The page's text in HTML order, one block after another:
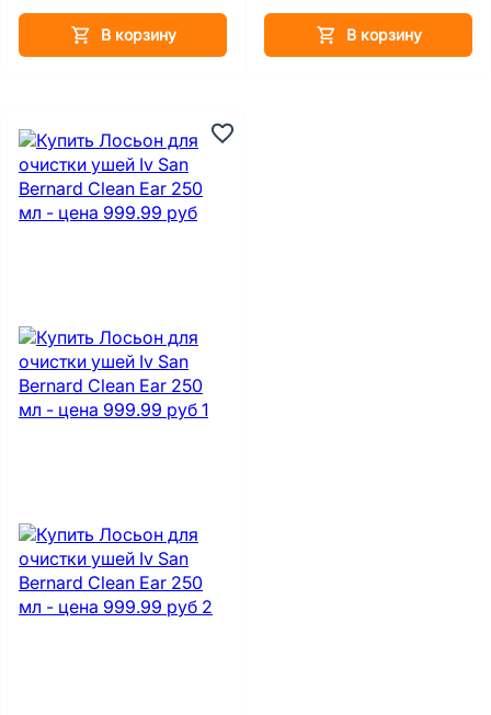
В корзину В корзину